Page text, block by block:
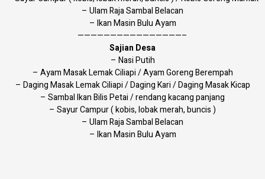
– Ulam Raja Sambal Belacan
– Ikan Masin Bulu Ayam
————————————————–
Sajian Desa
– Nasi Putih
– Ayam Masak Lemak Ciliapi / Ayam Goreng Berempah
– Daging Masak Lemak Ciliapi / Daging Kari / Daging Masak Kicap
– Sambal Ikan Bilis Petai / rendang kacang panjang
– Sayur Campur ( kobis, lobak merah, buncis )
– Ulam Raja Sambal Belacan
– Ikan Masin Bulu Ayam